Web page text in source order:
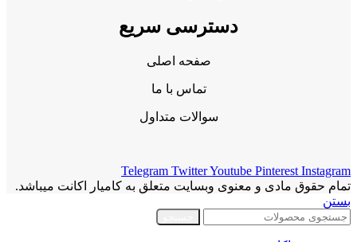
دسترسی سریع
صفحه اصلی
تماس با ما
سوالات متداول
Telegram TwitterYoutube Pinterest Instagram
تمام حقوق مادی و معنوی وبسایت متعلق به کامیار اکانت میباشد.
بستن